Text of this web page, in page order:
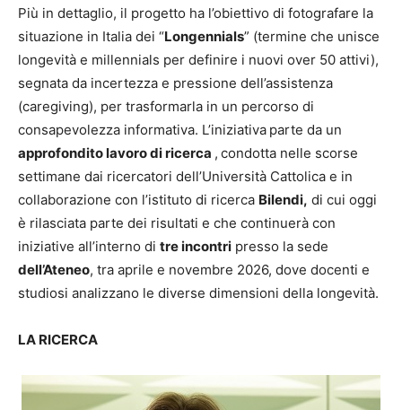
Più in dettaglio, il progetto ha l’obiettivo di fotografare la
situazione in Italia dei “Longennials” (termine che unisce
longevità e millennials per definire i nuovi over 50 attivi),
segnata da incertezza e pressione dell’assistenza
(caregiving), per trasformarla in un percorso di
consapevolezza informativa. L’iniziativa parte da un
approfondito lavoro di ricerca , condotta nelle scorse
settimane dai ricercatori dell’Università Cattolica e in
collaborazione con l’istituto di ricerca Bilendi, di cui oggi
è rilasciata parte dei risultati e che continuerà con
iniziative all’interno di tre incontri presso la sede
dell’Ateneo, tra aprile e novembre 2026, dove docenti e
studiosi analizzano le diverse dimensioni della longevità.
LA RICERCA